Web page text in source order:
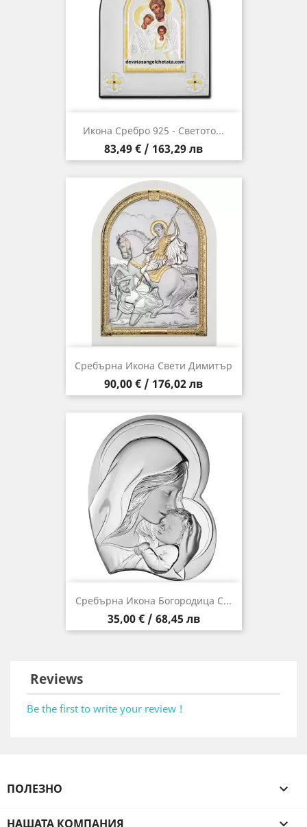
Икона Сребро 925 - Светото...
Цена
83,49 € / 163,29 лв
Сребърна Икона Свети Димитър
Цена
90,00 € / 176,02 лв
Сребърна Икона Богородица С...
Цена
35,00 € / 68,45 лв
Reviews
Be the first to write your review !
ПОЛЕЗНО 
НАШАТА КОМПАНИЯ